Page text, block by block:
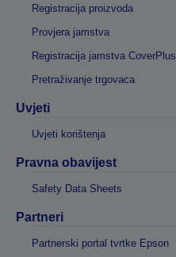
Registracija proizvoda
Provjera jamstva
Registracija jamstva CoverPlus
Pretraživanje trgovaca
Uvjeti
Uvjeti korištenja
Pravna obavijest
Safety Data Sheets
Partneri
Partnerski portal tvrtke Epson